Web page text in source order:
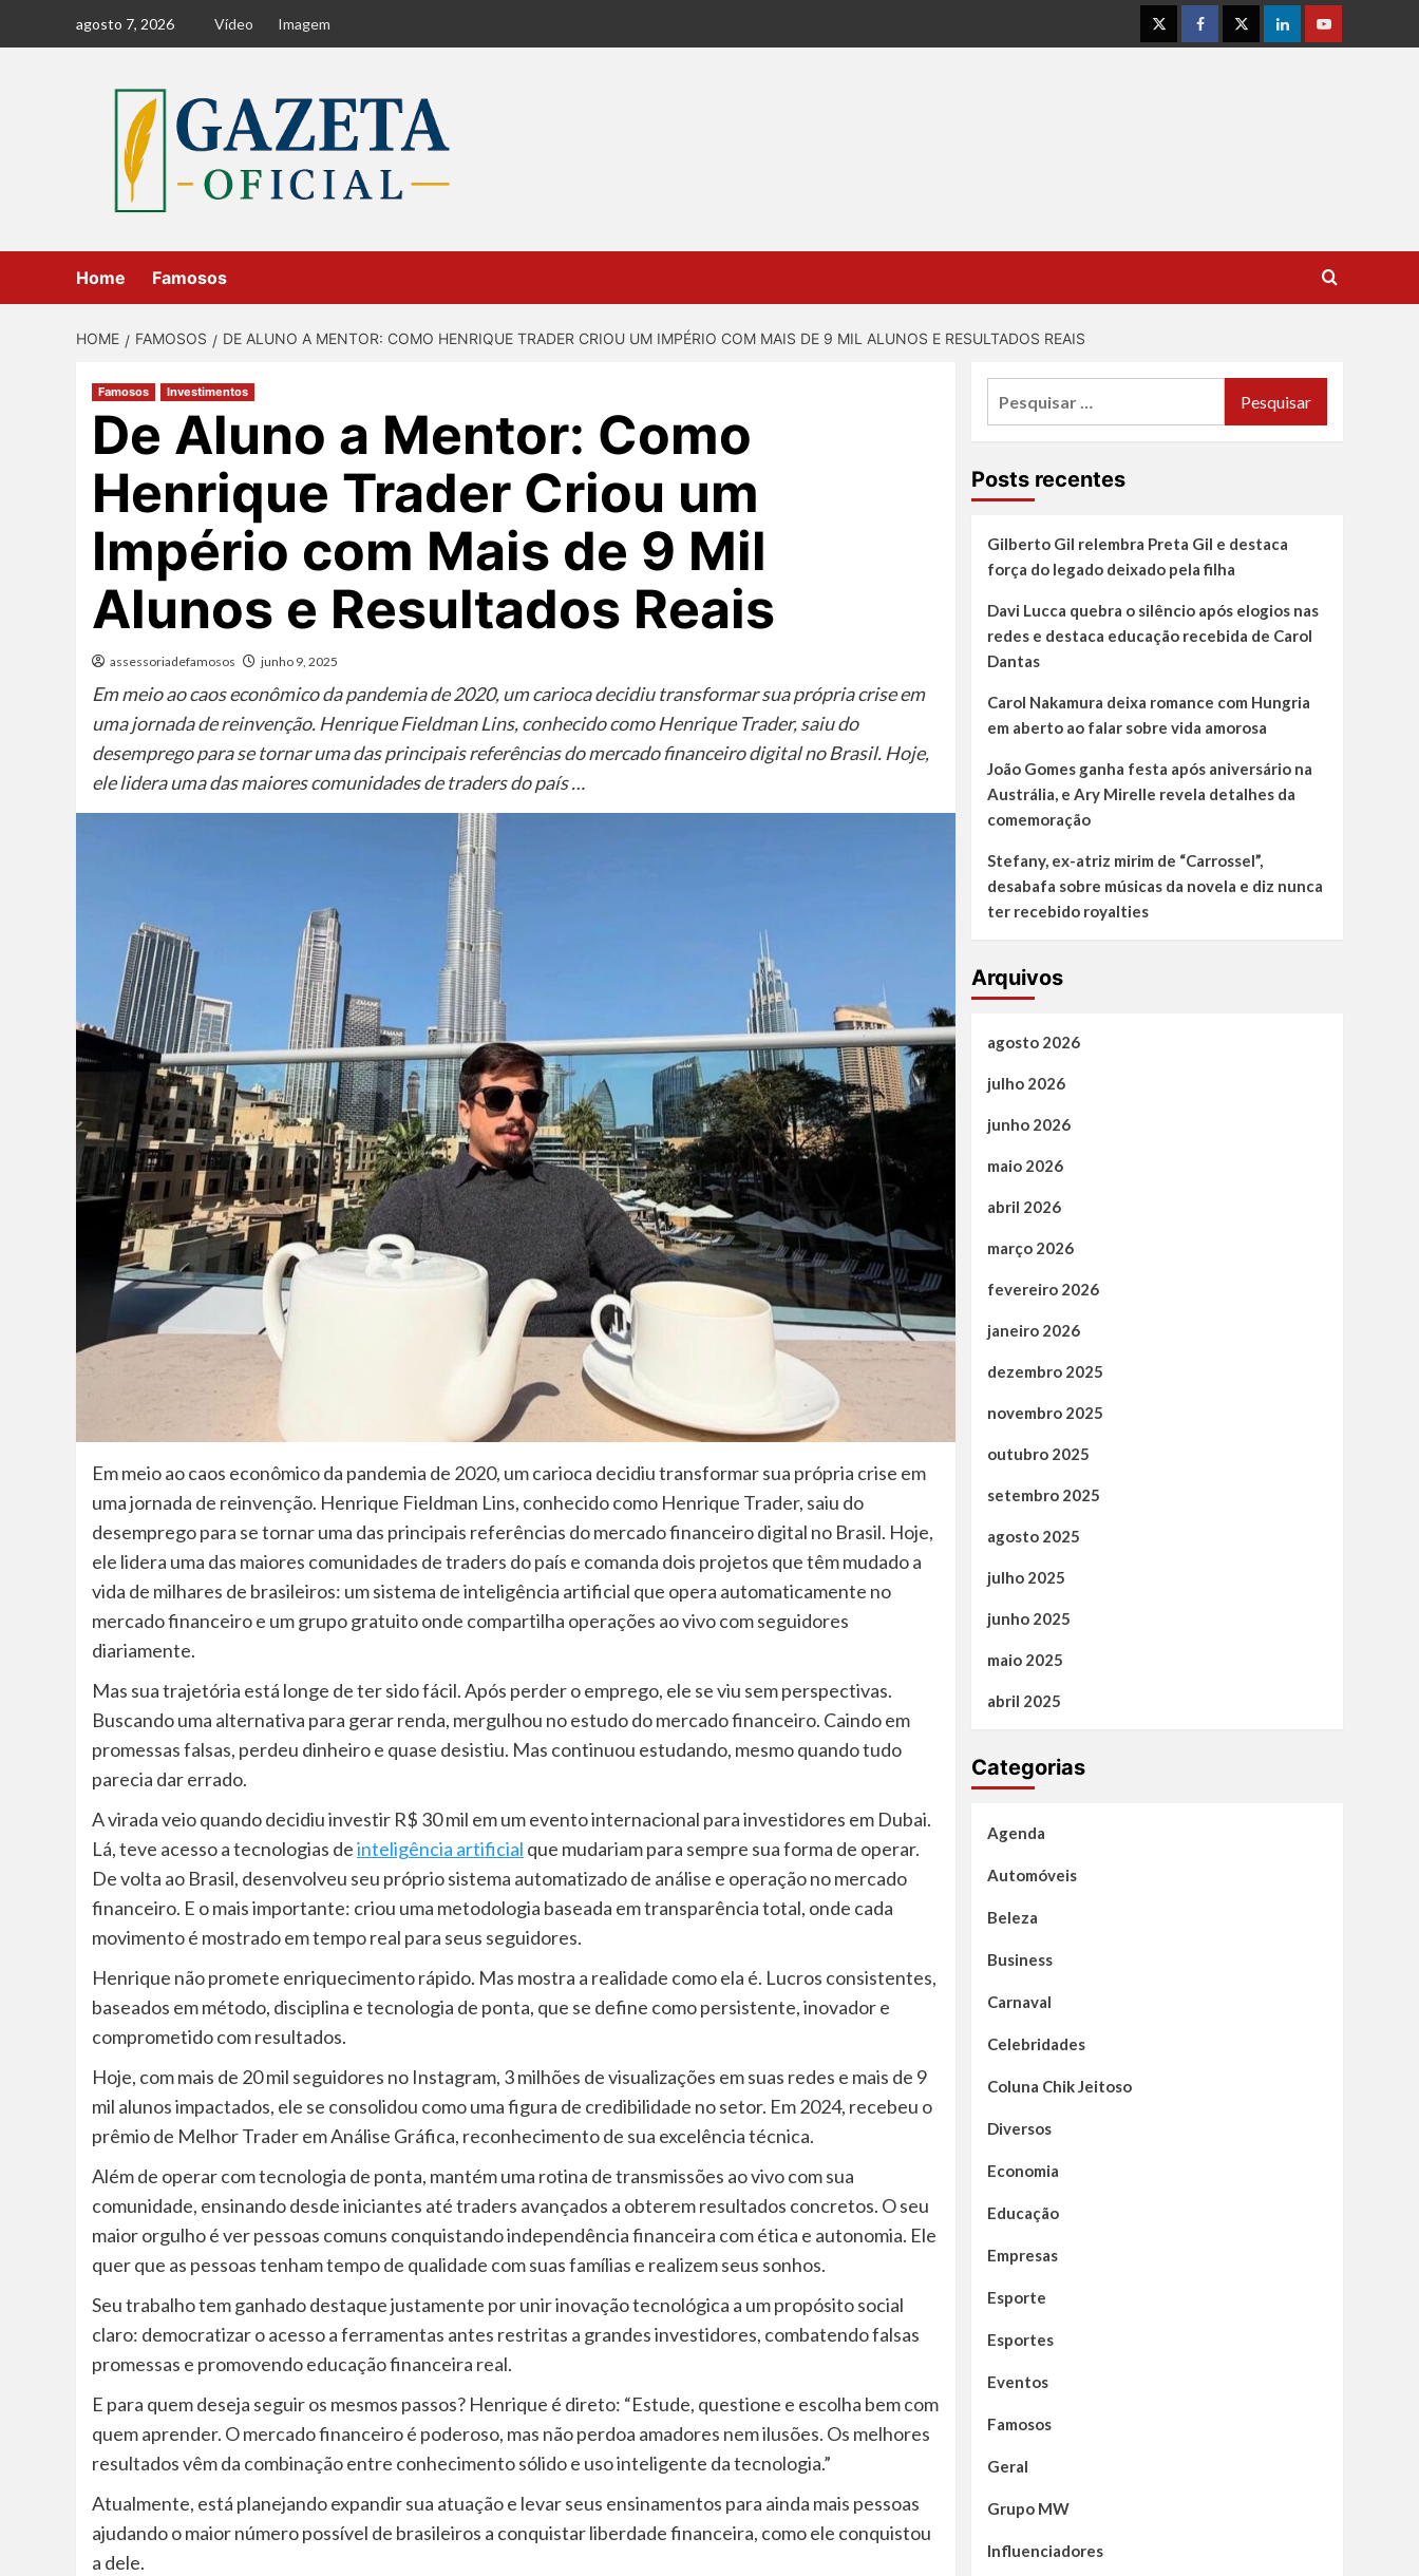
agosto 7, 2026 Vídeo Imagem
InstagramFacebookTwitterLinkedinYoutube
Home Famosos
HOME FAMOSOS DE ALUNO A MENTOR: COMO HENRIQUE TRADER CRIOU UM IMPÉRIO COM MAIS DE 9 MIL ALUNOS E RESULTADOS REAIS
Famosos Investimentos
De Aluno a Mentor: Como
Henrique Trader Criou um
Império com Mais de 9 Mil
Alunos e Resultados Reais
assessoriadefamosos junho 9, 2025
Em meio ao caos econômico da pandemia de 2020, um carioca decidiu transformar sua própria crise em
uma jornada de reinvenção. Henrique Fieldman Lins, conhecido como Henrique Trader, saiu do
desemprego para se tornar uma das principais referências do mercado financeiro digital no Brasil. Hoje,
ele lidera uma das maiores comunidades de traders do país …
Em meio ao caos econômico da pandemia de 2020, um carioca decidiu transformar sua própria crise em
uma jornada de reinvenção. Henrique Fieldman Lins, conhecido como Henrique Trader, saiu do
desemprego para se tornar uma das principais referências do mercado financeiro digital no Brasil. Hoje,
ele lidera uma das maiores comunidades de traders do país e comanda dois projetos que têm mudado a
vida de milhares de brasileiros: um sistema de inteligência artificial que opera automaticamente no
mercado financeiro e um grupo gratuito onde compartilha operações ao vivo com seguidores
diariamente.
Mas sua trajetória está longe de ter sido fácil. Após perder o emprego, ele se viu sem perspectivas.
Buscando uma alternativa para gerar renda, mergulhou no estudo do mercado financeiro. Caindo em
promessas falsas, perdeu dinheiro e quase desistiu. Mas continuou estudando, mesmo quando tudo
parecia dar errado.
A virada veio quando decidiu investir R$ 30 mil em um evento internacional para investidores em Dubai.
Lá, teve acesso a tecnologias deinteligência artificial que mudariam para sempre sua forma de operar.
De volta ao Brasil, desenvolveu seu próprio sistema automatizado de análise e operação no mercado
financeiro. E o mais importante: criou uma metodologia baseada em transparência total, onde cada
movimento é mostrado em tempo real para seus seguidores.
Henrique não promete enriquecimento rápido. Mas mostra a realidade como ela é. Lucros consistentes,
baseados em método, disciplina e tecnologia de ponta, que se define como persistente, inovador e
comprometido com resultados.
Hoje, com mais de 20 mil seguidores no Instagram, 3 milhões de visualizações em suas redes e mais de 9
mil alunos impactados, ele se consolidou como uma figura de credibilidade no setor. Em 2024, recebeu o
prêmio de Melhor Trader em Análise Gráfica, reconhecimento de sua excelência técnica.
Além de operar com tecnologia de ponta, mantém uma rotina de transmissões ao vivo com sua
comunidade, ensinando desde iniciantes até traders avançados a obterem resultados concretos. O seu
maior orgulho é ver pessoas comuns conquistando independência financeira com ética e autonomia. Ele
quer que as pessoas tenham tempo de qualidade com suas famílias e realizem seus sonhos.
Seu trabalho tem ganhado destaque justamente por unir inovação tecnológica a um propósito social
claro: democratizar o acesso a ferramentas antes restritas a grandes investidores, combatendo falsas
promessas e promovendo educação financeira real.
E para quem deseja seguir os mesmos passos? Henrique é direto: “Estude, questione e escolha bem com
quem aprender. O mercado financeiro é poderoso, mas não perdoa amadores nem ilusões. Os melhores
resultados vêm da combinação entre conhecimento sólido e uso inteligente da tecnologia.”
Atualmente, está planejando expandir sua atuação e levar seus ensinamentos para ainda mais pessoas
ajudando o maior número possível de brasileiros a conquistar liberdade financeira, como ele conquistou
a dele.
Posts recentes
Gilberto Gil relembra Preta Gil e destaca
força do legado deixado pela filha
Davi Lucca quebra o silêncio após elogios nas
redes e destaca educação recebida de Carol
Dantas
Carol Nakamura deixa romance com Hungria
em aberto ao falar sobre vida amorosa
João Gomes ganha festa após aniversário na
Austrália, e Ary Mirelle revela detalhes da
comemoração
Stefany, ex-atriz mirim de “Carrossel”,
desabafa sobre músicas da novela e diz nunca
ter recebido royalties
Arquivos
agosto 2026
julho 2026
junho 2026
maio 2026
abril 2026
março 2026
fevereiro 2026
janeiro 2026
dezembro 2025
novembro 2025
outubro 2025
setembro 2025
agosto 2025
julho 2025
junho 2025
maio 2025
abril 2025
Categorias
Agenda
Automóveis
Beleza
Business
Carnaval
Celebridades
Coluna Chik Jeitoso
Diversos
Economia
Educação
Empresas
Esporte
Esportes
Eventos
Famosos
Geral
Grupo MW
Influenciadores